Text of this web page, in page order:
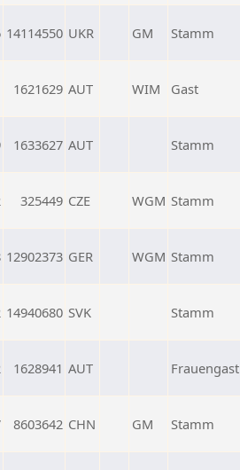
14114550 UKR GM Stamm
1621629 AUT WIM Gast
1633627 AUT Stamm
325449 CZE WGM Stamm
12902373 GER WGM Stamm
14940680 SVK Stamm
1628941 AUT Frauengast
8603642 CHN GM Stamm